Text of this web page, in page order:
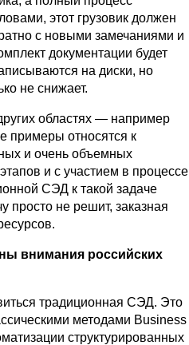
этот грузовик должен
с новыми замечаниями и
документации будет
на диски, но
не снижает.
областях — например
примеры относятся к
и очень объемных
и с участием в процессе
СЭД к такой задаче
просто не решит, заказная
внимания российских
традиционная СЭД. Это
методами Business
структурированных